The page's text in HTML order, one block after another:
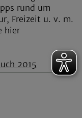
rund um
Freizeit u. v. m.
hier
2015